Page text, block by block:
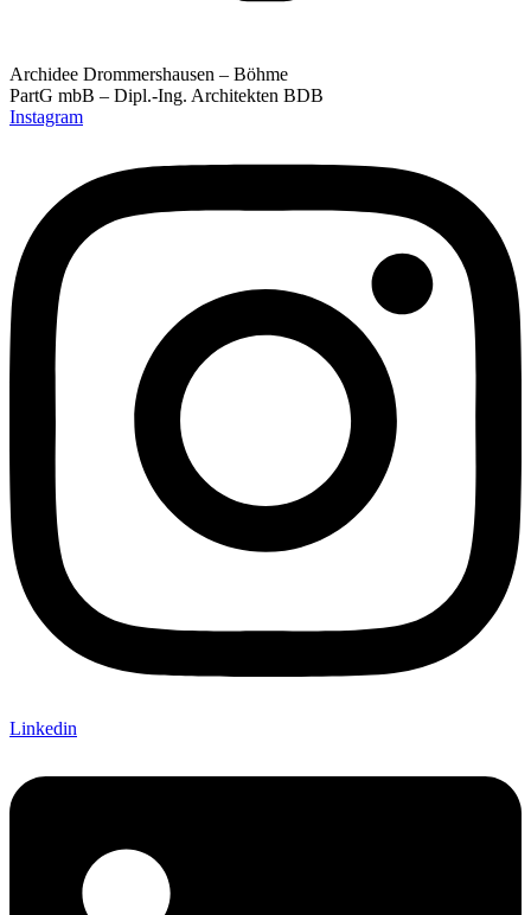
Archidee Drommershausen – Böhme
PartG mbB – Dipl.-Ing. Architekten BDB
Instagram
Linkedin